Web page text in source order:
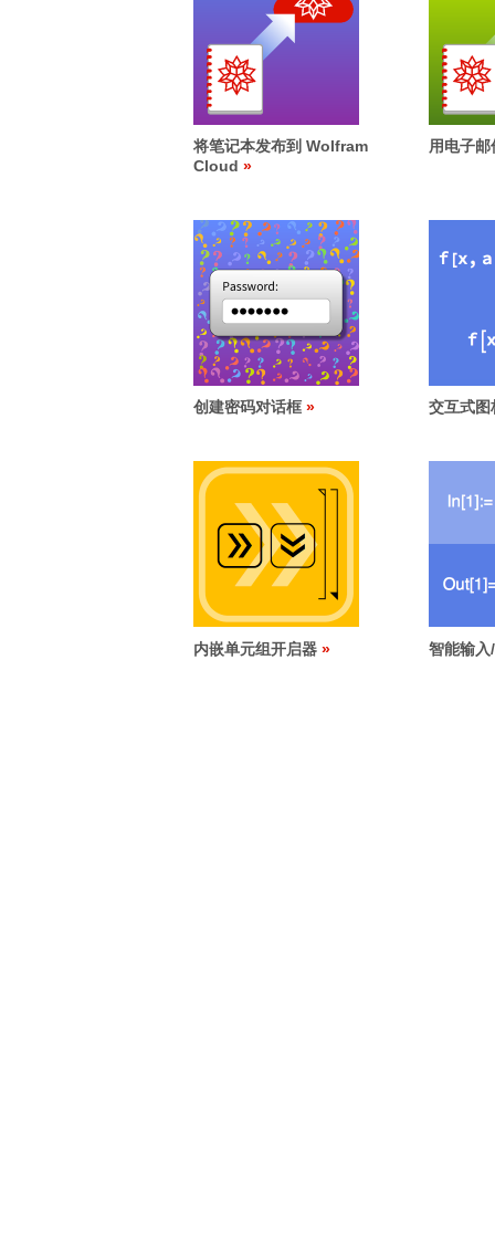
将笔记本发布到 Wolfram
Cloud
用电子
创建密码对话框 交互式图
内嵌单元组开启器 智能输入